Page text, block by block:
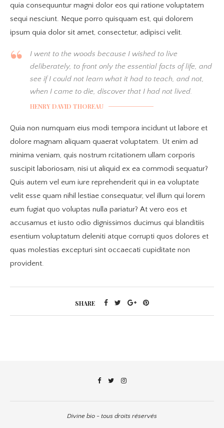
quia consequuntur magni dolor eos qui ratione voluptatem
sequi nesciunt. Neque porro quisquam est, qui dolorem
ipsum quia dolor sit amet, consectetur, adipisci velit.
I went to the woods because I wished to live
deliberately, to front only the essential facts of life, and
see if I could not learn what it had to teach, and not,
when I came to die, discover that I had not lived.
HENRY DAVID THOREAU
Quia non numquam eius modi tempora incidunt ut labore et
dolore magnam aliquam quaerat voluptatem. Ut enim ad
minima veniam, quis nostrum rcitationem ullam corporis
suscipit laboriosam, nisi ut aliquid ex ea commodi sequatur?
Quis autem vel eum iure reprehenderit qui in ea voluptate
velit esse quam nihil lestiae consequatur, vel illum qui lorem
eum fugiat quo voluptas nulla pariatur? At vero eos et
accusamus et iusto odio dignissimos ducimus qui blanditiis
esentium voluptatum deleniti atque corrupti quos dolores et
quas molestias excepturi sint occaecati cupiditate non
provident.
SHARE
Divine bio - tous droits réservés